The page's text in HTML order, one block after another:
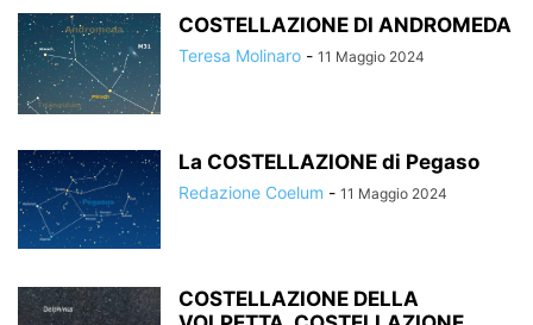
COSTELLAZIONE DI ANDROMEDA
Teresa Molinaro - 11 Maggio 2024
La COSTELLAZIONE di Pegaso
Redazione Coelum - 11 Maggio 2024
COSTELLAZIONE DELLA